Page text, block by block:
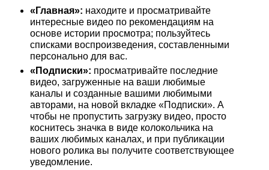
«Главная»: находите и просматривайте
интересные видео по рекомендациям на
основе истории просмотра; пользуйтесь
списками воспроизведения, составленными
персонально для вас.
«Подписки»: просматривайте последние
видео, загруженные на ваши любимые
каналы и созданные вашими любимыми
авторами, на новой вкладке «Подписки». А
чтобы не пропустить загрузку видео, просто
коснитесь значка в виде колокольчика на
ваших любимых каналах, и при публикации
нового ролика вы получите соответствующее
уведомление.